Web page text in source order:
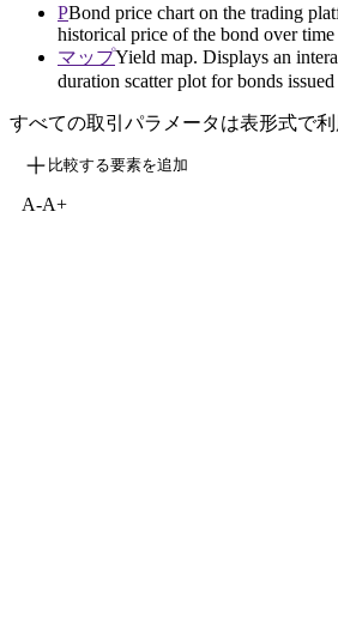
PBond price chart on the trading
historical price of the bond over time
マップYield map. Displays an
duration scatter plot for bonds
すべての取引パラメータは表形式で
比較する要素を追加